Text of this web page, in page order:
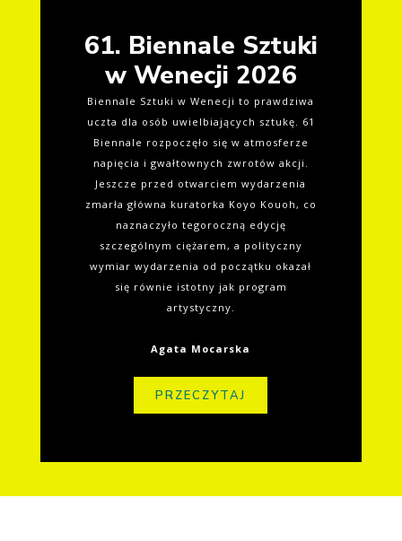
61. Biennale Sztuki
w Wenecji 2026
Biennale Sztuki w Wenecji to prawdziwa
uczta dla osób uwielbiających sztukę. 61
Biennale rozpoczęło się w atmosferze
napięcia i gwałtownych zwrotów akcji.
Jeszcze przed otwarciem wydarzenia
zmarła główna kuratorka Koyo Kouoh, co
naznaczyło tegoroczną edycję
szczególnym ciężarem, a polityczny
wymiar wydarzenia od początku okazał
się równie istotny jak program
artystyczny.
Agata Mocarska
PRZECZYTAJ